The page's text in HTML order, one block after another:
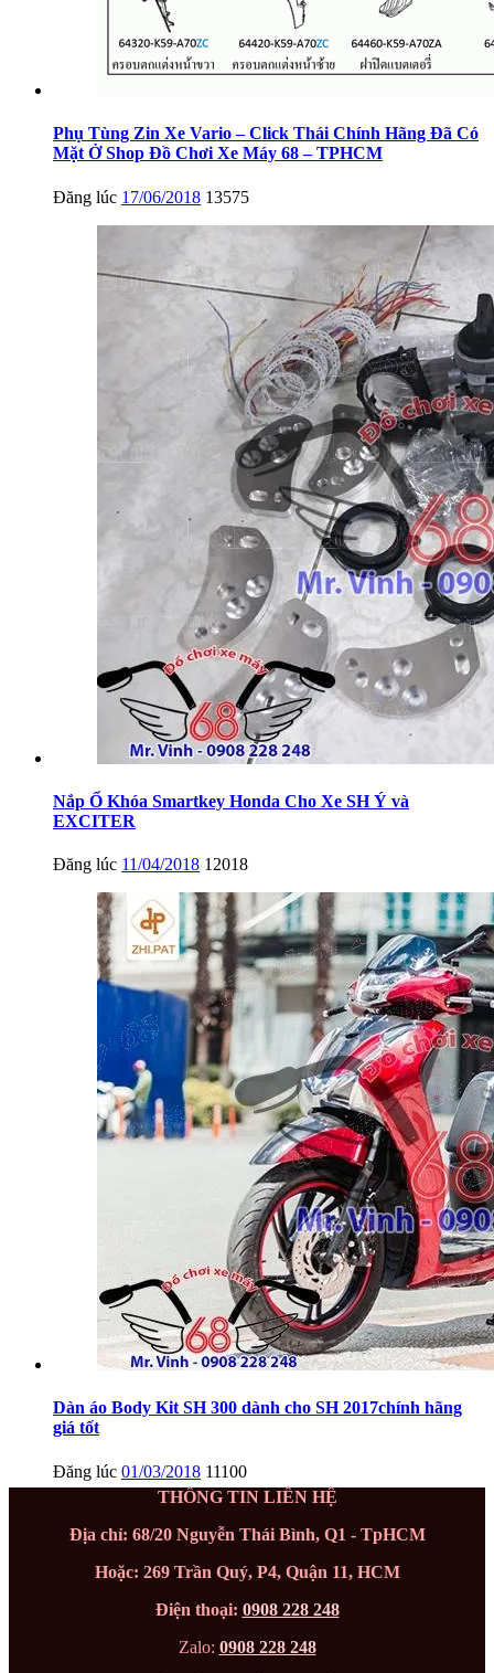
Phụ Tùng Zin Xe Vario – Click Thái Chính Hãng Đã Có
Mặt Ở Shop Đồ Chơi Xe Máy 68 – TPHCM
Đăng lúc 17/06/2018 13575
Nắp Ổ Khóa Smartkey Honda Cho Xe SH Ý và
EXCITER
Đăng lúc 11/04/2018 12018
Dàn áo Body Kit SH 300 dành cho SH 2017chính hãng
giá tốt
Đăng lúc 01/03/2018 11100
THÔNG TIN LIÊN HỆ
Địa chỉ: 68/20 Nguyễn Thái Bình, Q1 - TpHCM
Hoặc: 269 Trần Quý, P4, Quận 11, HCM
Điện thoại: 0908 228 248
Zalo: 0908 228 248